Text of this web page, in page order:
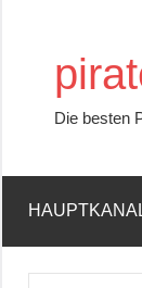
springen
Die besten